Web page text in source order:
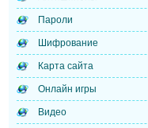
Пароли
Шифрование
Карта сайта
Онлайн игры
Видео